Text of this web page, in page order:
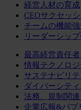
経営人材の育成
CEOサクセッ
チームの機能
リーダーシッ
最高経営責任者
情報テクノロジ
サステナビリテ
ダイバーシテ
法務、規制関
企業広報&パブ